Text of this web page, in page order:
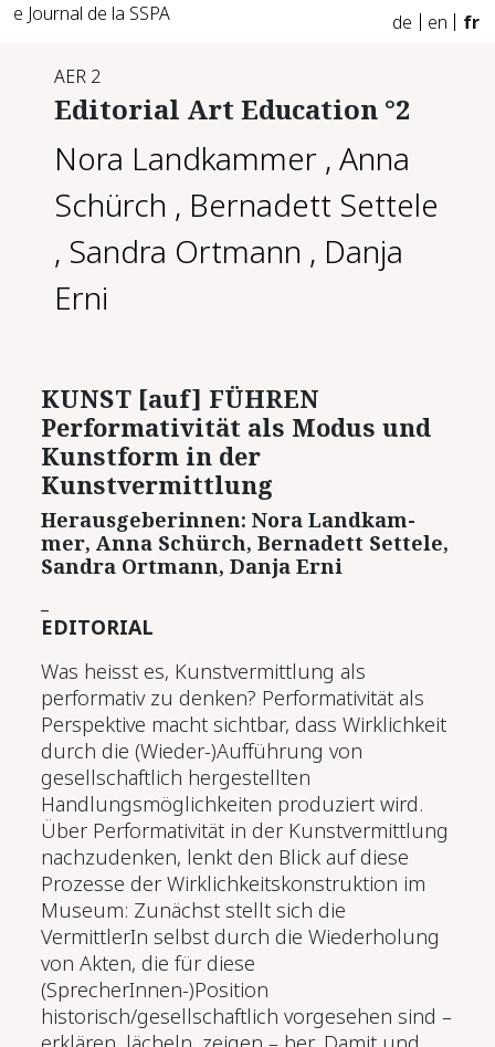
e Journal de la SSPA de en fr
AER 2
Editorial Art Education °2
Nora Landkammer ,Anna
Schürch , Bernadett Settele
, Sandra Ortmann , Danja
Erni
KUNST [auf] FÜHREN
Performativität als Modus und
Kunstform in der
Kunstvermittlung
Her­aus­ge­be­rin­nen: No­ra Land­kam­
mer, An­na Schürch, Ber­na­dett Set­te­le,
San­dra Ort­mann, Dan­ja Er­ni
EDITORIAL
Was heisst es, Kunstvermittlung als
performativ zu denken? Performativität als
Perspektive macht sichtbar, dass Wirklichkeit
durch die (Wieder-)Aufführung von
gesellschaftlich hergestellten
Handlungsmöglichkeiten produziert wird.
Über Performativität in der Kunstvermittlung
nachzudenken, lenkt den Blick auf diese
Prozesse der Wirklichkeitskonstruktion im
Museum: Zunächst stellt sich die
VermittlerIn selbst durch die Wiederholung
von Akten, die für diese
(SprecherInnen-)Position
historisch/gesellschaftlich vorgesehen sind –